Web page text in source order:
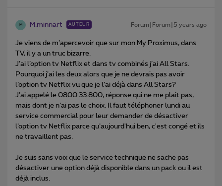
M M.minnart AUTEUR Forum|Forum|5 years ago
Je viens de m’apercevoir que sur mon My Proximus, dans
TV, il y a un truc bizarre.
J’ai l’option tv Netflix et dans tv combinés j’ai All Stars.
Pourquoi j’ai les deux alors que je ne devrais pas avoir
l’option tv Netflix vu que je l’ai déjà dans All Stars?
J’ai appelé le 0800.33.800, réponse qui ne me plait pas,
mais dont je n’ai pas le choix. Il faut téléphoner lundi au
service commercial pour leur demander de désactiver
l’option tv Netflix parce qu’aujourd'hui ben, c'est congé et ils
ne travaillent pas.
Je suis sans voix que le service technique ne sache pas
désactiver une option déjà disponible dans un pack ou il est
déjà inclus.